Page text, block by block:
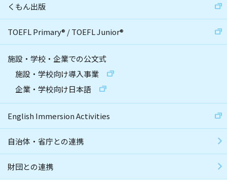
くもん出版
TOEFL Primary® /TOEFL Junior®
施設・学校・企業での公文式
施設・学校向け導入事業
企業・学校向け日本語
English Immersion Activities
自治体・省庁との連携
財団との連携